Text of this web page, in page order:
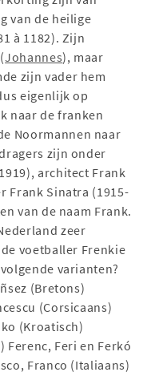
van de heilige
à 1182). Zijn
(Johannes), maar
zijn vader hem
eigenlijk op
naar de franken
Noormannen naar
zijn onder
architect Frank
Frank Sinatra (1915-
van de naam Frank.
zeer
voetballer Frenkie
varianten?
(Bretons)
(Corsicaans)
(Kroatisch)
Ferenc, Feri en Ferkó
Franco (Italiaans)